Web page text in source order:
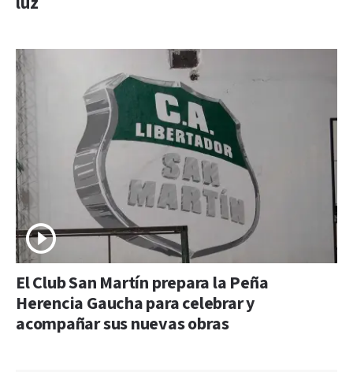
El Club San Martín prepara la Peña
Herencia Gaucha para celebrar y
acompañar sus nuevas obras